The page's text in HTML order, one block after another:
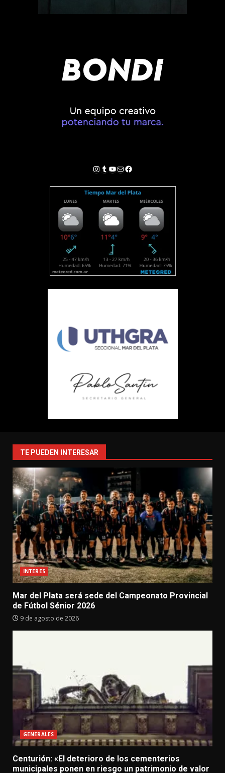
Instagram
Tumblr
YouTube
Correo electrónico
Facebook
TE PUEDEN INTERESAR
INTERES
Mar del Plata será sede del Campeonato Provincial
de Fútbol Sénior 2026
9 de agosto de 2026
GENERALES
Centurión: «El deterioro de los cementerios
municipales ponen en riesgo un patrimonio de valor